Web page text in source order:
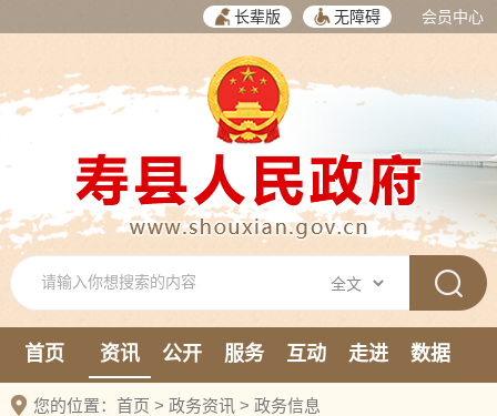
长辈版 无障碍 会员中心
首页 资讯 公开 服务 互动 走进
数据
新媒体
您的位置： 首页 > 政务资讯 > 政务信息